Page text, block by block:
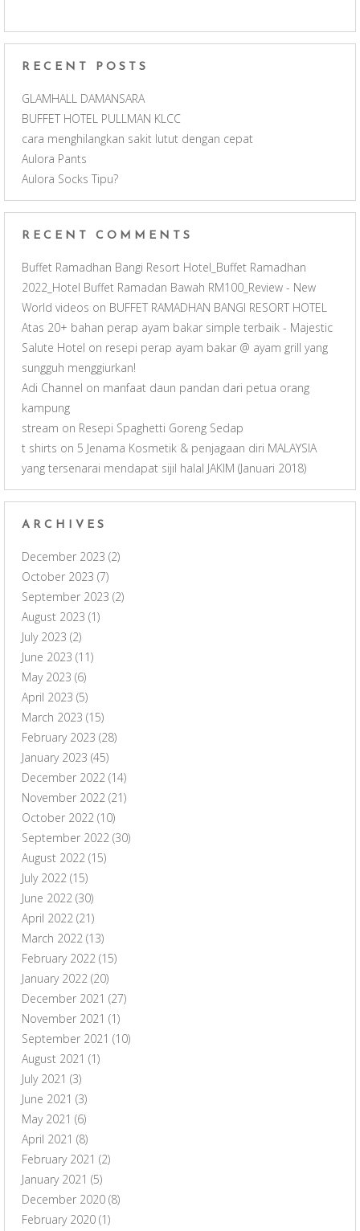
m
n
e
RECENT POSTS
GLAMHALL DAMANSARA
BUFFET HOTEL PULLMAN KLCC
cara menghilangkan sakit lutut dengan cepat
Aulora Pants
Aulora Socks Tipu?
RECENT COMMENTS
Buffet Ramadhan Bangi Resort Hotel_Buffet Ramadhan
2022_Hotel Buffet Ramadan Bawah RM100_Review - New
World videos on BUFFET RAMADHAN BANGI RESORT HOTEL
Atas 20+ bahan perap ayam bakar simple terbaik - Majestic
Salute Hotel on resepi perap ayam bakar @ ayam grill yang
sungguh menggiurkan!
Adi Channel on manfaat daun pandan dari petua orang
kampung
stream on Resepi Spaghetti Goreng Sedap
t shirts on 5 Jenama Kosmetik & penjagaan diri MALAYSIA
yang tersenarai mendapat sijil halal JAKIM (Januari 2018)
ARCHIVES
December 2023 (2)
October 2023 (7)
September 2023 (2)
August 2023 (1)
July 2023 (2)
June 2023 (11)
May 2023 (6)
April 2023 (5)
March 2023 (15)
February 2023 (28)
January 2023 (45)
December 2022 (14)
November 2022 (21)
October 2022 (10)
September 2022 (30)
August 2022 (15)
July 2022 (15)
June 2022 (30)
April 2022 (21)
March 2022 (13)
February 2022 (15)
January 2022 (20)
December 2021 (27)
November 2021 (1)
September 2021 (10)
August 2021 (1)
July 2021 (3)
June 2021 (3)
May 2021 (6)
April 2021 (8)
February 2021 (2)
January 2021 (5)
December 2020 (8)
February 2020 (1)